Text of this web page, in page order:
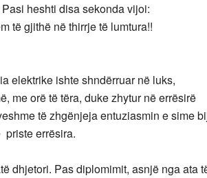
heshti disa sekonda vijoi:
të gjithë në thirrje të lumtura!!
elektrike ishte shndërruar në luks,
me orë të tëra, duke zhytur në errësirë
të zhgënjeja entuziasmin e sime
priste errësira.
dhjetori. Pas diplomimit, asnjë nga ata